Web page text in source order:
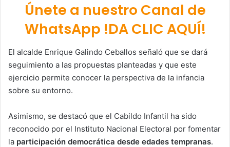
Únete a nuestro Canal de
WhatsApp !DA CLIC AQUÍ!
El alcalde Enrique Galindo Ceballos señaló que se dará
seguimiento a las propuestas planteadas y que este
ejercicio permite conocer la perspectiva de la infancia
sobre su entorno.
Asimismo, se destacó que el Cabildo Infantil ha sido
reconocido por el Instituto Nacional Electoral por fomentar
la participación democrática desde edades tempranas.